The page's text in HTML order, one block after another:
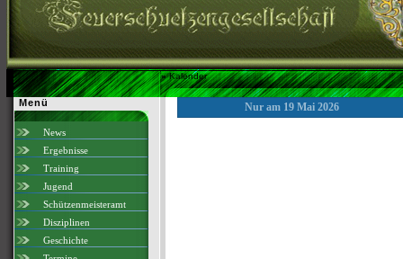
»Kalender
Menü
News
Ergebnisse
Training
Jugend
Schützenmeisteramt
Disziplinen
Geschichte
Nur am 19 Mai 2026